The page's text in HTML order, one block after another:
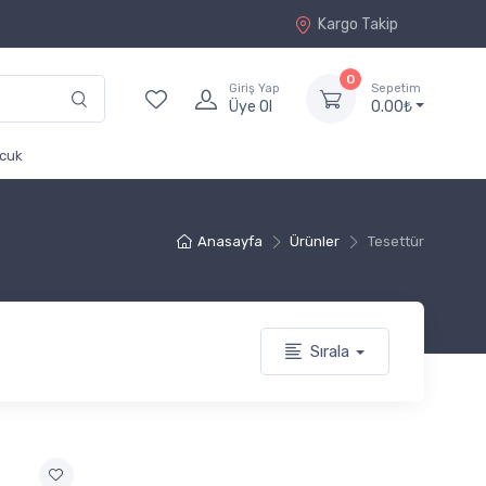
Kargo Takip
Giriş Yap
Üye Ol
0
Sepetim
0.00₺
Anasayfa Ürünler Tesettür
Sırala